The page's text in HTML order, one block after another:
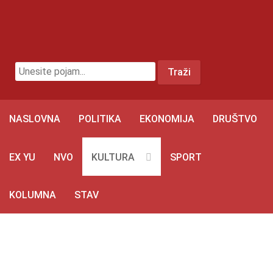
traži... Traži
NASLOVNA POLITIKA EKONOMIJA DRUŠTVO
EX YU NVO KULTURA SPORT
KOLUMNA STAV